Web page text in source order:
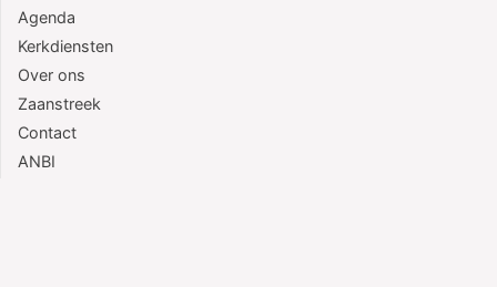
Agenda
Kerkdiensten
Over ons
Zaanstreek
Contact
ANBI